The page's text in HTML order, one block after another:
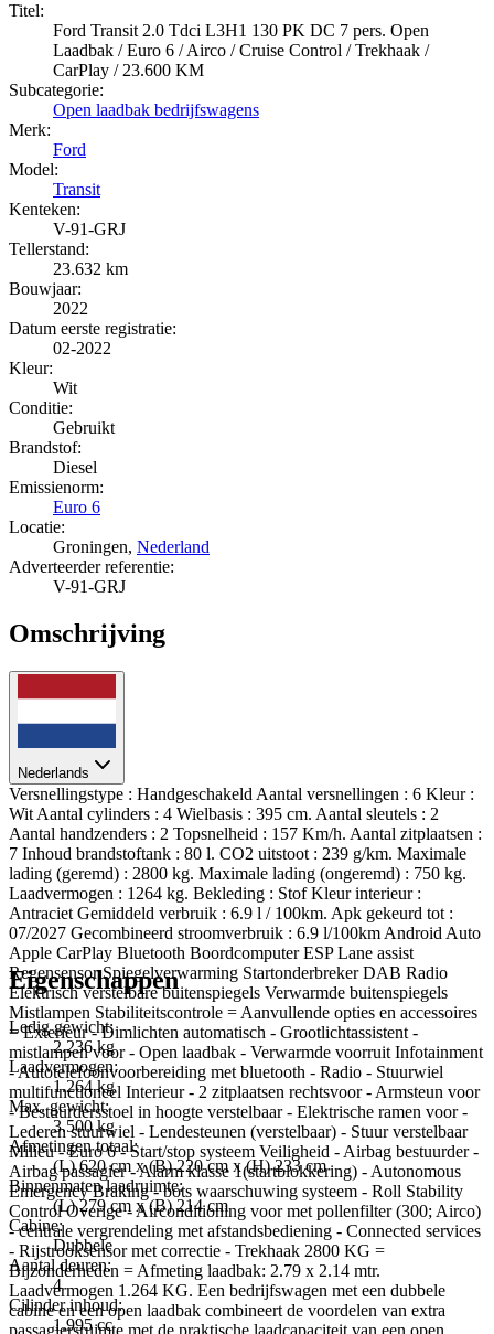
Titel:
Ford Transit 2.0 Tdci L3H1 130 PK DC 7 pers. Open
Laadbak / Euro 6 / Airco / Cruise Control / Trekhaak /
CarPlay / 23.600 KM
Subcategorie:
Open laadbak bedrijfswagens
Merk:
Ford
Model:
Transit
Kenteken:
V-91-GRJ
Tellerstand:
23.632 km
Bouwjaar:
2022
Datum eerste registratie:
02-2022
Kleur:
Wit
Conditie:
Gebruikt
Brandstof:
Diesel
Emissienorm:
Euro 6
Locatie:
Groningen, Nederland
Adverteerder referentie:
V-91-GRJ
Omschrijving
Nederlands
Versnellingstype : Handgeschakeld Aantal versnellingen : 6 Kleur :
Wit Aantal cylinders : 4 Wielbasis : 395 cm. Aantal sleutels : 2
Aantal handzenders : 2 Topsnelheid : 157 Km/h. Aantal zitplaatsen :
7 Inhoud brandstoftank : 80 l. CO2 uitstoot : 239 g/km. Maximale
lading (geremd) : 2800 kg. Maximale lading (ongeremd) : 750 kg.
Laadvermogen : 1264 kg. Bekleding : Stof Kleur interieur :
Antraciet Gemiddeld verbruik : 6.9 l / 100km. Apk gekeurd tot :
07/2027 Gecombineerd stroomverbruik : 6.9 l/100km Android Auto
Apple CarPlay Bluetooth Boordcomputer ESP Lane assist
Regensensor Spiegelverwarming Startonderbreker DAB Radio
Elektrisch verstelbare buitenspiegels Verwarmde buitenspiegels
Mistlampen Stabiliteitscontrole = Aanvullende opties en accessoires
= Exterieur - Dimlichten automatisch - Grootlichtassistent -
mistlampen voor - Open laadbak - Verwarmde voorruit Infotainment
- Autotelefoonvoorbereiding met bluetooth - Radio - Stuurwiel
multifunctioneel Interieur - 2 zitplaatsen rechtsvoor - Armsteun voor
- Bestuurdersstoel in hoogte verstelbaar - Elektrische ramen voor -
Lederen stuurwiel - Lendesteunen (verstelbaar) - Stuur verstelbaar
Milieu - Euro 6 - Start/stop systeem Veiligheid - Airbag bestuurder -
Airbag passagier - Alarm klasse 1(startblokkering) - Autonomous
Emergency Braking - bots waarschuwing systeem - Roll Stability
Control Overige - Airconditioning voor met pollenfilter (300; Airco)
- centrale vergrendeling met afstandsbediening - Connected services
- Rijstrooksensor met correctie - Trekhaak 2800 KG =
Bijzonderheden = Afmeting laadbak: 2.79 x 2.14 mtr.
Laadvermogen 1.264 KG. Een bedrijfswagen met een dubbele
cabine en een open laadbak combineert de voordelen van extra
passagiersruimte met de praktische laadcapaciteit van een open
Eigenschappen
Ledig gewicht:
2.236 kg
Laadvermogen:
1.264 kg
Max. gewicht:
3.500 kg
Afmetingen totaal:
(L) 620 cm x (B) 220 cm x (H) 233 cm
Binnenmaten laadruimte:
(L) 279 cm x (B) 214 cm
Cabine:
Dubbele
Aantal deuren:
4
Cilinder inhoud:
1.995 cc